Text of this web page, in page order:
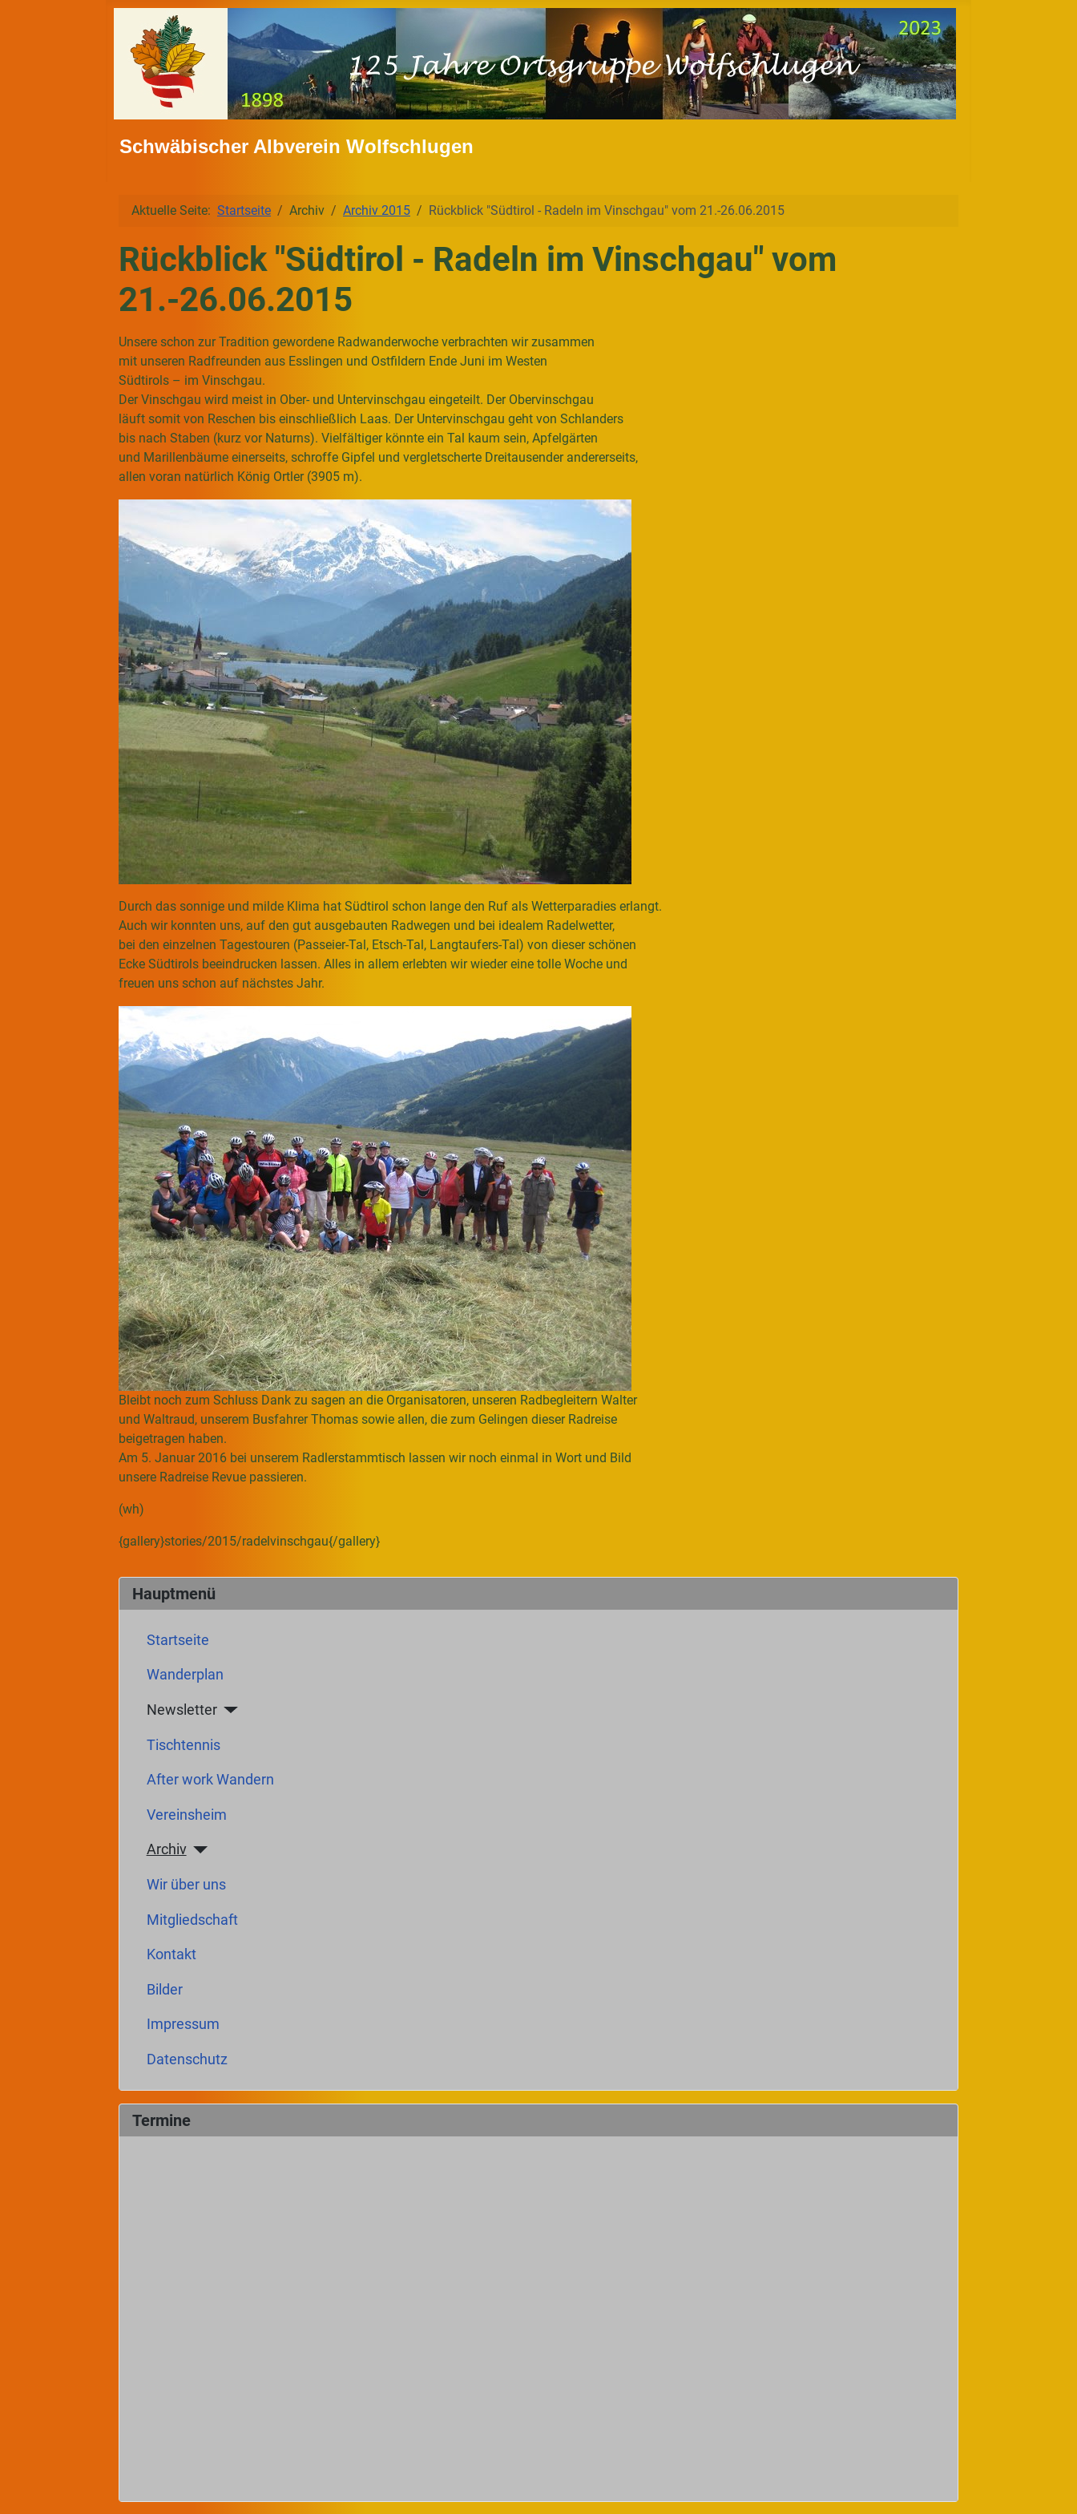
Schwäbischer Albverein Wolfschlugen
Hauptmenü
Startseite
Wanderplan
Newsletter
Tischtennis
After work Wandern
Vereinsheim
Archiv
Wir über uns
Mitgliedschaft
Kontakt
Bilder
Impressum
Datenschutz
Termine
Aktuelle Seite: Startseite Archiv Archiv 2015 Rückblick "Südtirol - Radeln im Vinschgau" vom 21.-26.06.2015
Rückblick "Südtirol - Radeln im Vinschgau" vom
21.-26.06.2015
Unsere schon zur Tradition gewordene Radwanderwoche verbrachten wir zusammen
mit unseren Radfreunden aus Esslingen und Ostfildern Ende Juni im Westen
Südtirols – im Vinschgau.
Der Vinschgau wird meist in Ober- und Untervinschgau eingeteilt. Der Obervinschgau
läuft somit von Reschen bis einschließlich Laas. Der Untervinschgau geht von Schlanders
bis nach Staben (kurz vor Naturns). Vielfältiger könnte ein Tal kaum sein, Apfelgärten
und Marillenbäume einerseits, schroffe Gipfel und vergletscherte Dreitausender andererseits,
allen voran natürlich König Ortler (3905 m).
Durch das sonnige und milde Klima hat Südtirol schon lange den Ruf als Wetterparadies erlangt.
Auch wir konnten uns, auf den gut ausgebauten Radwegen und bei idealem Radelwetter,
bei den einzelnen Tagestouren (Passeier-Tal, Etsch-Tal, Langtaufers-Tal) von dieser schönen
Ecke Südtirols beeindrucken lassen. Alles in allem erlebten wir wieder eine tolle Woche und
freuen uns schon auf nächstes Jahr.
Bleibt noch zum Schluss Dank zu sagen an die Organisatoren, unseren Radbegleitern Walter
und Waltraud, unserem Busfahrer Thomas sowie allen, die zum Gelingen dieser Radreise
beigetragen haben.
Am 5. Januar 2016 bei unserem Radlerstammtisch lassen wir noch einmal in Wort und Bild
unsere Radreise Revue passieren.
(wh)
{gallery}stories/2015/radelvinschgau{/gallery}